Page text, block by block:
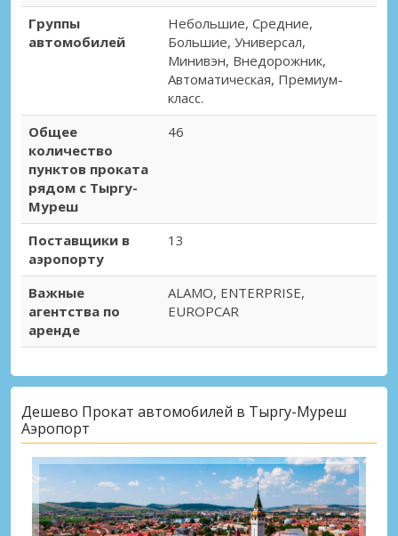
Группы
автомобилей
Небольшие, Средние,
Большие, Универсал,
Минивэн, Внедорожник,
Автоматическая, Премиум-
класс.
Общее
количество
пунктов проката
рядом с Тыргу-
Муреш
46
Поставщики в
аэропорту
13
Важные
агентства по
аренде
ALAMO, ENTERPRISE,
EUROPCAR
Дешево Прокат автомобилей в Тыргу-Муреш
Аэропорт